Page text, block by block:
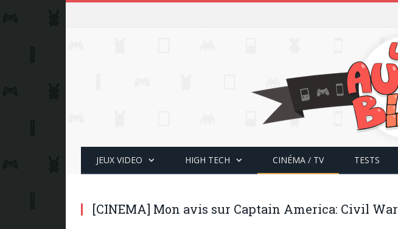
JEUX VIDEO HIGH TECH CINÉMA / TV TESTS
[CINEMA] Mon avis sur Captain America: Civil War